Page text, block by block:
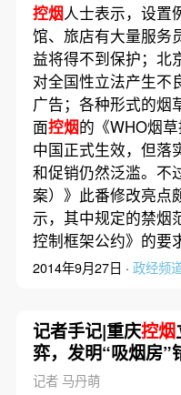
控烟人士表示，设置
馆、旅店有大量服务
益将得不到保护；北
对全国性立法产生
广告；各种形式的烟
面控烟的《WHO烟
中国正式生效，但落
和促销仍然泛滥。不
案）》此番修改亮点
示，其中规定的禁烟
控制框架公约》的
2014年9月27日 · 政经频
记者手记|重庆控烟
弈，发明“吸烟房”
记者 马丹萌